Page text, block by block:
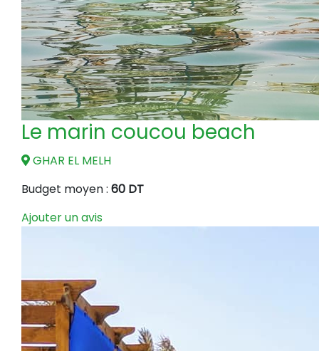
Le marin coucou beach
GHAR EL MELH
Budget moyen : 60 DT
Ajouter un avis